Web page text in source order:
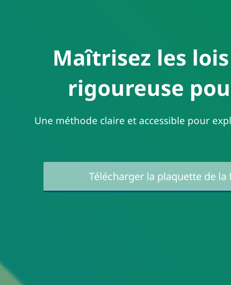
Maîtrisez les
rigoureuse
Une méthode claire et accessible pour
Télécharger la plaquette de